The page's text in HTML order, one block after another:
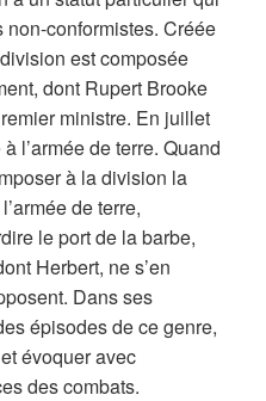
conformistes. Créée
est composée
dont Rupert Brooke
ministre. En juillet
l’armée de terre. Quand
à la division la
de terre,
le port de la barbe,
Herbert, ne s’en
Dans ses
épisodes de ce genre,
évoquer avec
des combats.